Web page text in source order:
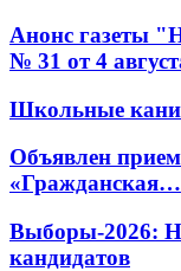
Анонс газеты
№ 31 от 4
Школьные
Объявлен
«Гражданская…
Выборы-2026:
кандидатов